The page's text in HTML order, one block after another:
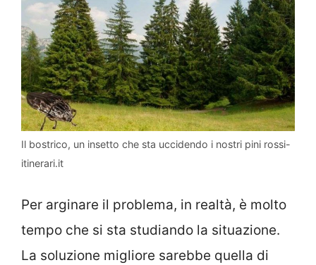
Il bostrico, un insetto che sta uccidendo i nostri pini rossi-
itinerari.it
Per arginare il problema, in realtà, è molto
tempo che si sta studiando la situazione.
La soluzione migliore sarebbe quella di